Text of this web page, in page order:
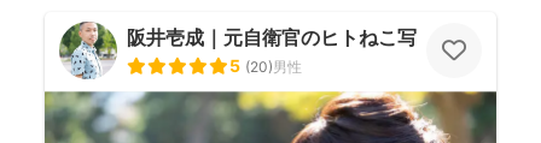
阪井壱成｜元自衛官のヒトねこ写真家
5 (20)男性